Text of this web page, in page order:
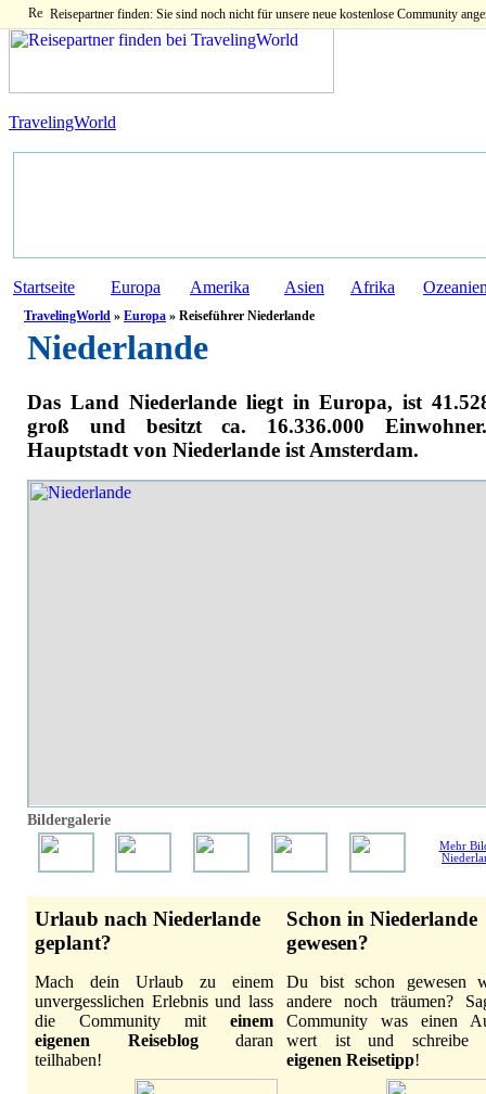
Reisepartner finden: Sie sind noch nicht für unsere neue kostenlose Community
TravelingWorld
Startseite Europa Amerika Asien Afrika
TravelingWorld » Europa » Reiseführer Niederlande
Niederlande
Das Land Niederlande liegt in Europa, ist
groß und besitzt ca. 16.336.000
Hauptstadt von Niederlande ist Amsterdam.
Bildergalerie
Mehr
Urlaub nach Niederlande
geplant?
Mach dein Urlaub zu einem
unvergesslichen Erlebnis und lass
die Community mit einem
eigenen Reiseblogdaran
teilhaben!
Schon in Niederlande
gewesen?
Du bist schon gewesen
andere noch träumen?
Community was einen
wert ist und schreibe
eigenen Reisetipp!